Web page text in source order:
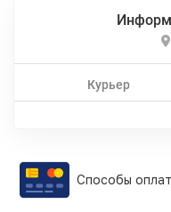
Курьер
Способы